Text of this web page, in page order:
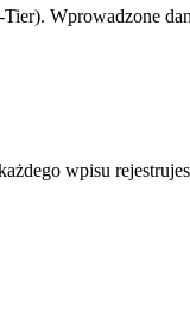
Wprowadzone
wpisu